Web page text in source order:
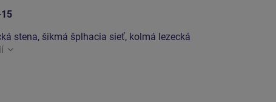
stena, šikmá šplhacia sieť, kolmá lezecká